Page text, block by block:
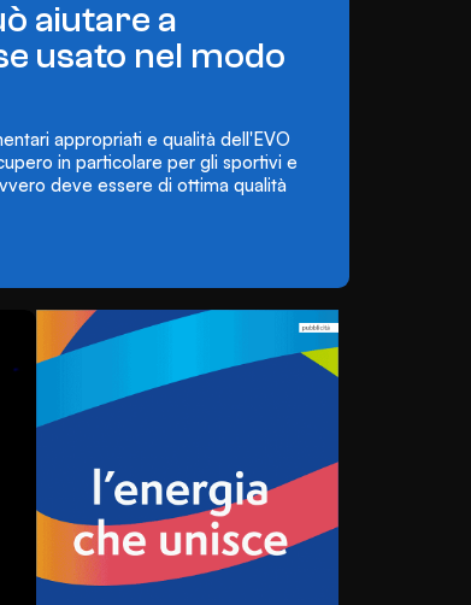
aiutare a
usato nel modo
appropriati e qualità dell'EVO
in particolare per gli sportivi e
deve essere di ottima qualità